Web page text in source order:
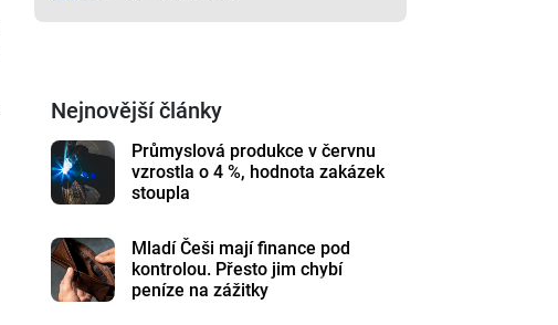
Nejnovější články
Průmyslová produkce v červnu
vzrostla o 4 %, hodnota zakázek
stoupla
Mladí Češi mají finance pod
kontrolou. Přesto jim chybí
peníze na zážitky